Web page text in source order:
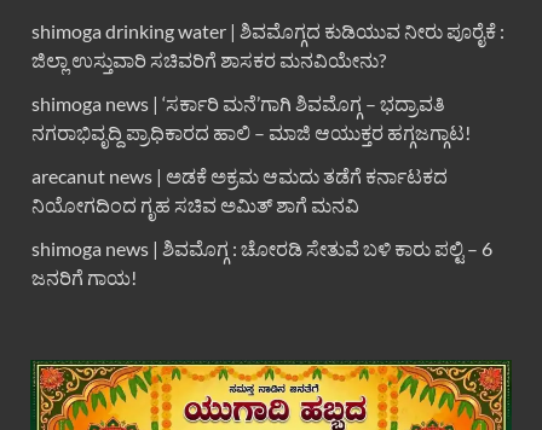
shimoga drinking water | ಶಿವಮೊಗ್ಗದ ಕುಡಿಯುವ ನೀರು ಪೂರೈಕೆ :
ಜಿಲ್ಲಾ ಉಸ್ತುವಾರಿ ಸಚಿವರಿಗೆ ಶಾಸಕರ ಮನವಿಯೇನು?
shimoga news | ‘ಸರ್ಕಾರಿ ಮನೆ’ಗಾಗಿ ಶಿವಮೊಗ್ಗ – ಭದ್ರಾವತಿ
ನಗರಾಭಿವೃದ್ದಿ ಪ್ರಾಧಿಕಾರದ ಹಾಲಿ – ಮಾಜಿ ಆಯುಕ್ತರ ಹಗ್ಗಜಗ್ಗಾಟ!
arecanut news | ಅಡಕೆ ಅಕ್ರಮ ಆಮದು ತಡೆಗೆ ಕರ್ನಾಟಕದ
ನಿಯೋಗದಿಂದ ಗೃಹ ಸಚಿವ ಅಮಿತ್ ಶಾಗೆ ಮನವಿ
shimoga news | ಶಿವಮೊಗ್ಗ : ಚೋರಡಿ ಸೇತುವೆ ಬಳಿ ಕಾರು ಪಲ್ಟಿ – 6
ಜನರಿಗೆ ಗಾಯ!